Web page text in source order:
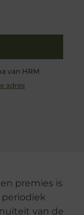
van HRM
adres
premies is
van de